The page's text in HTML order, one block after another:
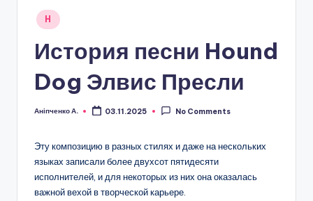
Posted
in
H
История песни Hound
Dog Элвис Пресли
Posted
Аніпченко А. 03.11.2025 No Comments
Эту композицию в разных стилях и даже на нескольких
языках записали более двухсот пятидесяти
исполнителей, и для некоторых из них она оказалась
важной вехой в творческой карьере.